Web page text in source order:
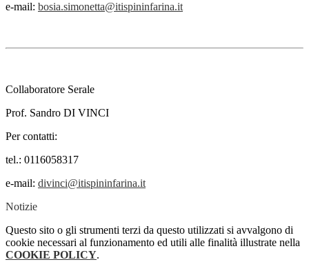
e-mail: bosia.simonetta@itispininfarina.it
Collaboratore Serale
Prof. Sandro DI VINCI
Per contatti:
tel.: 0116058317
e-mail: divinci@itispininfarina.it
Notizie
Questo sito o gli strumenti terzi da questo utilizzati si avvalgono di
cookie necessari al funzionamento ed utili alle finalità illustrate nella
COOKIE POLICY.